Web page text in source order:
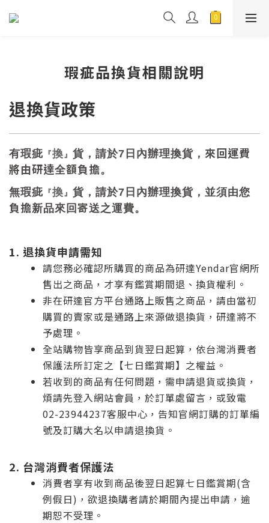
瑕疵品換貨相關說明
退換貨政策
有瑕疵 『換 』 貨 ， 請於7 日內辦理換貨 ， 來回運費
將由研達全額負擔。
無瑕疵 『換 』 貨 ， 請於7 日內辦理換貨 ，並須由您
負擔新品來回寄送之運費。
1. 退換貨申請需知
請您務必確認所購買的商品為研達Yendar官網所
售出之商品，才享有鑑賞期間退、換貨權利。
非在研達官方平台通路上販售之商品，請由當初
購買的賣家或是通路上來源做退換貨，研達將不
予處理。
全站購物皆享商品到貨翌日起算，依台灣消費者
保護法所訂定之【七日鑑賞期】之權益。
若收到的商品有任何問題，需申請退貨或換貨，
煩請先登入網站會員，於訂單處留言，或致電
02-23944237客服中心，告知官網訂購的訂單編
號及訂購大名以申請退換貨。
2. 台灣消費者保護法
消費者享有收到商品後翌日起算七日鑑賞期(含
例假日)，欲退換購者請於期間內提出申請，逾
期恕不受理。